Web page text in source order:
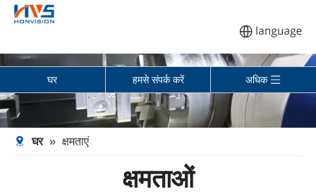
घर हमसे संपर्क करें अधिक
घर » क्षमताएं
क्षमताओं